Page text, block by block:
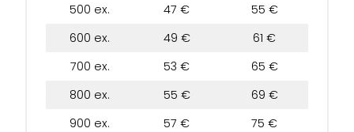
500 ex.
47 €
55 €
600 ex.
49 €
61 €
700 ex.
53 €
65 €
800 ex.
55 €
69 €
900 ex.
57 €
75 €